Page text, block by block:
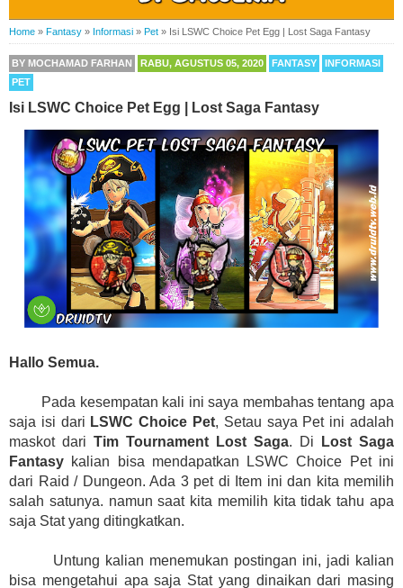
Home » Fantasy » Informasi » Pet » Isi LSWC Choice Pet Egg | Lost Saga Fantasy
BY MOCHAMAD FARHAN RABU, AGUSTUS 05, 2020 FANTASY
INFORMASI
PET
Isi LSWC Choice Pet Egg | Lost Saga Fantasy
Hallo Semua.
Pada kesempatan kali ini saya membahas tentang apa
saja isi dari LSWC Choice Pet, Setau saya Pet ini adalah
maskot dari Tim Tournament Lost Saga. Di
Lost Saga
Fantasy kalian bisa mendapatkan LSWC Choice Pet ini
dari Raid / Dungeon. Ada 3 pet di Item ini dan kita memilih
salah satunya. namun saat kita memilih kita tidak tahu apa
saja Stat yang ditingkatkan.
Untung kalian menemukan postingan ini, jadi kalian
bisa mengetahui apa saja Stat yang dinaikan dari masing